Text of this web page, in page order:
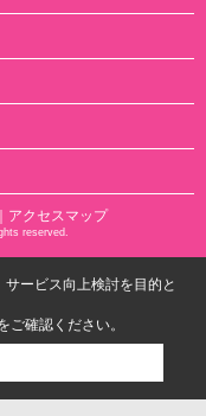
｜アクセスマップ
reserved.
ービス向上検討を目的と
ご確認ください。